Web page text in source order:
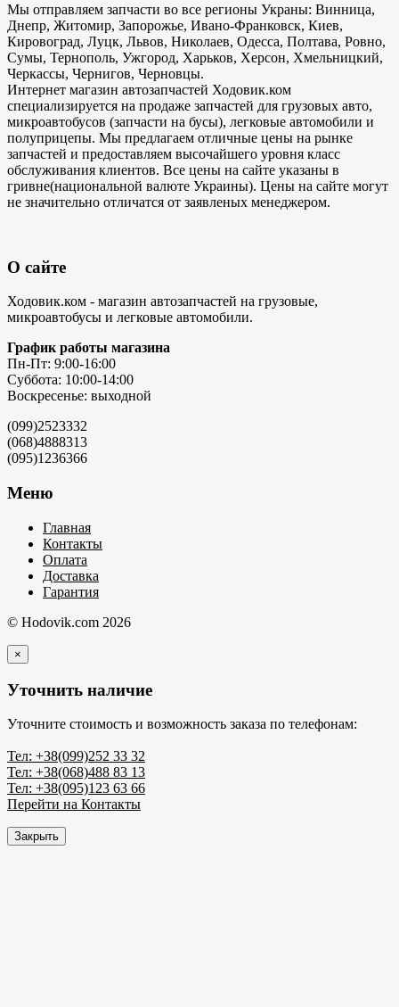
Мы отправляем запчасти во все регионы Украны: Винница,
Днепр, Житомир, Запорожье, Ивано-Франковск, Киев,
Кировоград, Луцк, Львов, Николаев, Одесса, Полтава, Ровно,
Сумы, Тернополь, Ужгород, Харьков, Херсон, Хмельницкий,
Черкассы, Чернигов, Черновцы.
Интернет магазин автозапчастей Ходовик.ком
специализируется на продаже запчастей для грузовых авто,
микроавтобусов (запчасти на бусы), легковые автомобили и
полуприцепы. Мы предлагаем отличные цены на рынке
запчастей и предоставляем высочайшего уровня класс
обслуживания клиентов. Все цены на сайте указаны в
гривне(национальной валюте Украины). Цены на сайте могут
не значительно отличатся от заявленых менеджером.
О сайте
Ходовик.ком - магазин автозапчастей на грузовые,
микроавтобусы и легковые автомобили.
График работы магазина
Пн-Пт: 9:00-16:00
Суббота: 10:00-14:00
Воскресенье: выходной
(099)2523332
(068)4888313
(095)1236366
Меню
Главная
Контакты
Оплата
Доставка
Гарантия
© Hodovik.com 2026
×
Уточнить наличие
Уточните стоимость и возможность заказа по телефонам:
Тел: +38(099)252 33 32
Тел: +38(068)488 83 13
Тел: +38(095)123 63 66
Перейти на Контакты
Закрыть